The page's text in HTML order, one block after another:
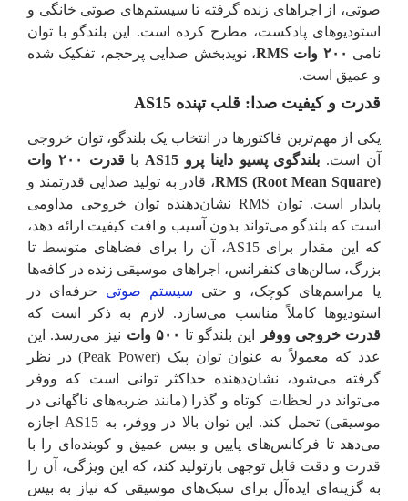
صوتی، از اجراهای زنده گرفته تا سیستم‌های صوتی خانگی و
استودیوهای پادکست، مطرح کرده است. این بلندگو با توان
نامی ۲۰۰ وات RMS
، نویدبخش صدایی پرحجم، تفکیک شده
و عمیق است.
قدرت و کیفیت صدا: قلب تپنده AS15
یکی از مهم‌ترین فاکتورها در انتخاب یک بلندگو، توان خروجی
آن است. بلندگوی پسیو داینا پرو AS15 با
قدرت ۲۰۰ وات
RMS (Root Mean Square)، قادر به تولید صدایی قدرتمند و
پایدار است. توان RMS نشان‌دهنده توان خروجی مداومی
است که بلندگو می‌تواند بدون آسیب و افت کیفیت ارائه دهد،
که این مقدار برای AS15، آن را برای فضاهای متوسط تا
بزرگ، سالن‌های کنفرانس، اجراهای موسیقی زنده در کافه‌ها
یا مراسم‌های کوچک، و حتی سیستم‌ صوتی حرفه‌ای در
استودیوها کاملاً مناسب می‌سازد. لازم به ذکر است که
قدرت خروجی ووفر
این بلندگو تا ۵۰۰ وات
نیز می‌رسد. این
عدد که معمولاً به عنوان توان پیک (Peak Power) در نظر
گرفته می‌شود، نشان‌دهنده حداکثر توانی است که ووفر
می‌تواند در لحظات کوتاه و گذرا (مانند ضربه‌های ناگهانی در
موسیقی) تحمل کند. این توان بالا در ووفر، به AS15 اجازه
می‌دهد تا فرکانس‌های پایین و بیس عمیق و کوبنده‌ای را با
قدرت و دقت قابل توجهی بازتولید کند، که این ویژگی، آن را
به گزینه‌ای ایده‌آل برای سبک‌های موسیقی که نیاز به بیس